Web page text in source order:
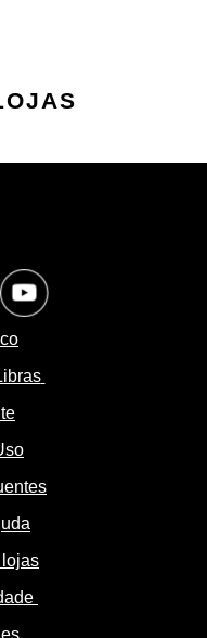
tab
in a new tab
Opens in a new tab
lojas